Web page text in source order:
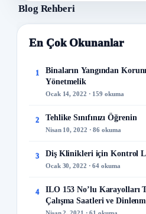
Blog Rehberi
En Çok Okunanlar
1
Binaların Yangından
Yönetmelik
Ocak 14, 2022 · 159 okuma
2 Tehlike Sınıfınızı Öğrenin
Nisan 10, 2022 · 86 okuma
3 Diş Klinikleri için Kontrol
Ocak 30, 2022 · 64 okuma
4
ILO 153 No’lu Karayolları
Çalışma Saatleri ve
Sözleşme